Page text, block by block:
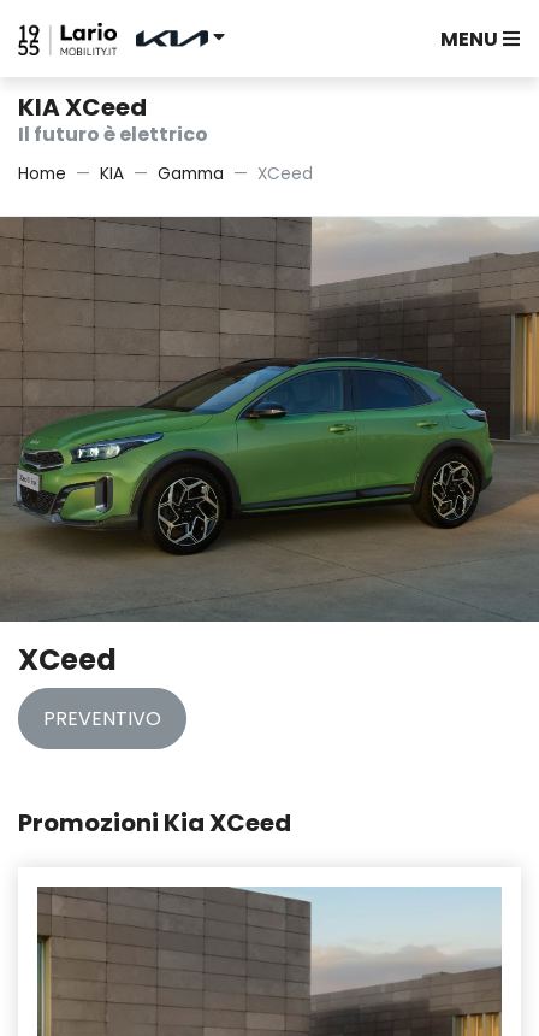
MENU
KIA XCeed
Il futuro è elettrico
Home KIA Gamma XCeed
XCeed
PREVENTIVO
Promozioni Kia XCeed